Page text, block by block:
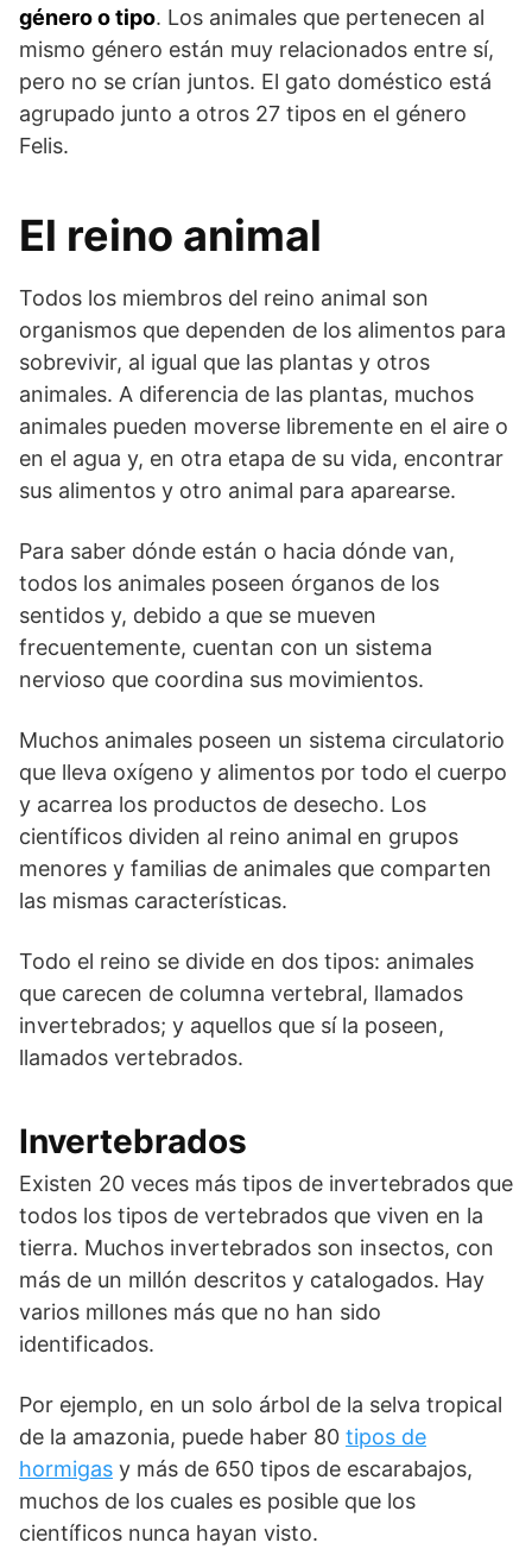
género o tipo. Los animales que pertenecen al
mismo género están muy relacionados entre sí,
pero no se crían juntos. El gato doméstico está
agrupado junto a otros 27 tipos en el género
Felis.
El reino animal
Todos los miembros del reino animal son
organismos que dependen de los alimentos para
sobrevivir, al igual que las plantas y otros
animales. A diferencia de las plantas, muchos
animales pueden moverse libremente en el aire o
en el agua y, en otra etapa de su vida, encontrar
sus alimentos y otro animal para aparearse.
Para saber dónde están o hacia dónde van,
todos los animales poseen órganos de los
sentidos y, debido a que se mueven
frecuentemente, cuentan con un sistema
nervioso que coordina sus movimientos.
Muchos animales poseen un sistema circulatorio
que lleva oxígeno y alimentos por todo el cuerpo
y acarrea los productos de desecho. Los
científicos dividen al reino animal en grupos
menores y familias de animales que comparten
las mismas características.
Todo el reino se divide en dos tipos: animales
que carecen de columna vertebral, llamados
invertebrados; y aquellos que sí la poseen,
llamados vertebrados.
Invertebrados
Existen 20 veces más tipos de invertebrados que
todos los tipos de vertebrados que viven en la
tierra. Muchos invertebrados son insectos, con
más de un millón descritos y catalogados. Hay
varios millones más que no han sido
identificados.
Por ejemplo, en un solo árbol de la selva tropical
de la amazonia, puede haber 80 tipos de
hormigas y más de 650 tipos de escarabajos,
muchos de los cuales es posible que los
científicos nunca hayan visto.